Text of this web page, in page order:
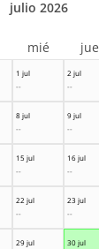
1 jul
--
2 jul
--
8 jul
--
9 jul
--
15 jul
--
16 jul
--
22 jul
--
23 jul
--
29 jul
30 jul
julio 2026
mié jue